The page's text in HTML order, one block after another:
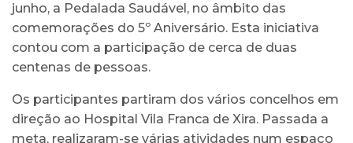
junho, a Pedalada Saudável, no âmbito das
comemorações do 5º Aniversário. Esta iniciativa
contou com a participação de cerca de duas
centenas de pessoas.
Os participantes partiram dos vários concelhos em
direção ao Hospital Vila Franca de Xira. Passada a
meta, realizaram-se várias atividades num espaço